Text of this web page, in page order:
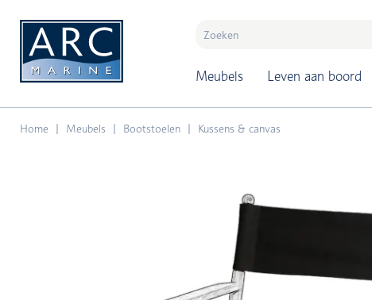
Meubels Leven aan boord
Home Meubels Bootstoelen Kussens & canvas